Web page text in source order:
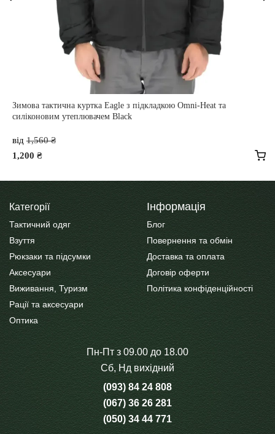
Зимова тактична куртка Eagle з підкладкою Omni-Heat та
силіконовим утеплювачем Black
від 1,560₴
1,200 ₴
Цей
має
кілька
варіантів.
Параметри
можна
вибрати
на
сторінці
товару
Категорії
Тактичний одяг
Взуття
Рюкзаки та підсумки
Аксесуари
Виживання, Туризм
Рації та аксесуари
Оптика
Інформація
Блог
Повернення та обмін
Доставка та оплата
Договір оферти
Політика конфіденційності
Пн-Пт з 09.00 до 18.00
Сб, Нд вихідний
(093) 84 24 808
(067) 36 26 281
(050) 34 44 771